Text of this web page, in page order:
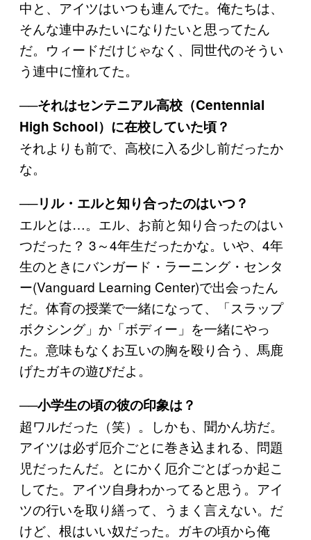
中と、アイツはいつも連んでた。俺たちは、
そんな連中みたいになりたいと思ってたん
だ。ウィードだけじゃなく、同世代のそうい
う連中に憧れてた。
──それはセンテニアル高校（Centennial
High School）に在校していた頃？
それよりも前で、高校に入る少し前だったか
な。
──リル・エルと知り合ったのはいつ？
エルとは…。エル、お前と知り合ったのはい
つだった？ 3～4年生だったかな。いや、4年
生のときにバンガード・ラーニング・センタ
ー(Vanguard Learning Center)で出会ったん
だ。体育の授業で一緒になって、「スラップ
ボクシング」か「ボディー」を一緒にやっ
た。意味もなくお互いの胸を殴り合う、馬鹿
げたガキの遊びだよ。
──小学生の頃の彼の印象は？
超ワルだった（笑）。しかも、聞かん坊だ。
アイツは必ず厄介ごとに巻き込まれる、問題
児だったんだ。とにかく厄介ごとばっか起こ
してた。アイツ自身わかってると思う。アイ
ツの行いを取り繕って、うまく言えない。だ
けど、根はいい奴だった。ガキの頃から俺